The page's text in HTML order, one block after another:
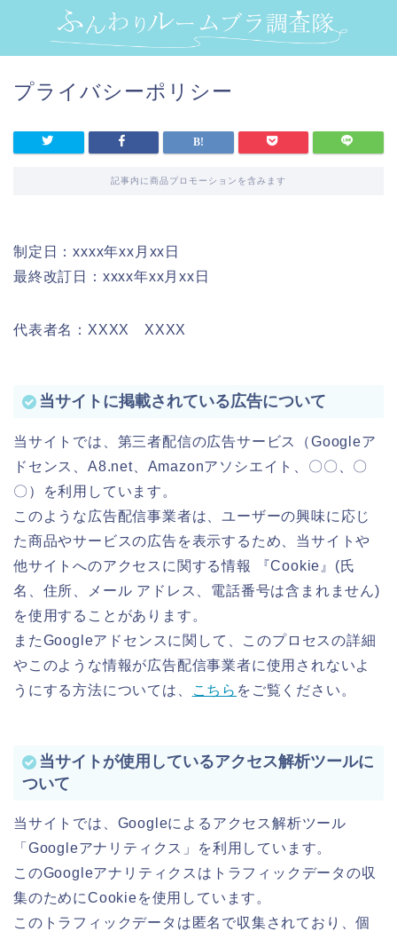
プライバシーポリシー
記事内に商品プロモーションを含みます
制定日：xxxx年xx月xx日
最終改訂日：xxxx年xx月xx日
代表者名：XXXX XXXX
当サイトに掲載されている広告について
当サイトでは、第三者配信の広告サービス（Googleア
ドセンス、A8.net、Amazonアソシエイト、〇〇、〇
〇）を利用しています。
このような広告配信事業者は、ユーザーの興味に応じ
た商品やサービスの広告を表示するため、当サイトや
他サイトへのアクセスに関する情報 『Cookie』(氏
名、住所、メール アドレス、電話番号は含まれません)
を使用することがあります。
またGoogleアドセンスに関して、このプロセスの詳細
やこのような情報が広告配信事業者に使用されないよ
うにする方法については、
こちら をご覧ください。
当サイトが使用しているアクセス解析ツールに
ついて
当サイトでは、Googleによるアクセス解析ツール
「Googleアナリティクス」を利用しています。
このGoogleアナリティクスはトラフィックデータの収
集のためにCookieを使用しています。
このトラフィックデータは匿名で収集されており、個